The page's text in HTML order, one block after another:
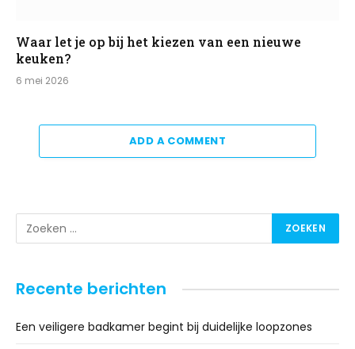
Waar let je op bij het kiezen van een nieuwe
keuken?
6 mei 2026
ADD A COMMENT
Recente berichten
Een veiligere badkamer begint bij duidelijke loopzones